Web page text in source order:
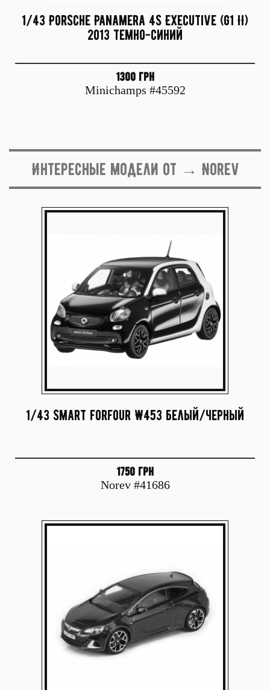
1/43 Porsche Panamera 4S Executive (G1 II)
2013 темно-синий
1300 грн
Minichamps #45592
Интересные модели от → Norev
1/43 Smart forfour W453 белый/черный
1750 грн
Norev #41686